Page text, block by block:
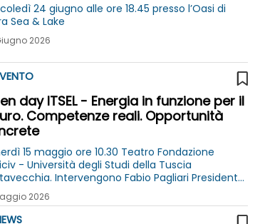
24 giugno alle ore 18.45 presso l’Oasi di
Sea & Lake
2026
day ITSEL - Energia in funzione per il
Competenze reali. Opportunità
15 maggio ore 10.30 Teatro Fondazione
- Università degli Studi della Tuscia
Intervengono Fabio Pagliari Presidente
Civitavecchia e Cristiano
Presidente Piccola Industria Unindustria
2026